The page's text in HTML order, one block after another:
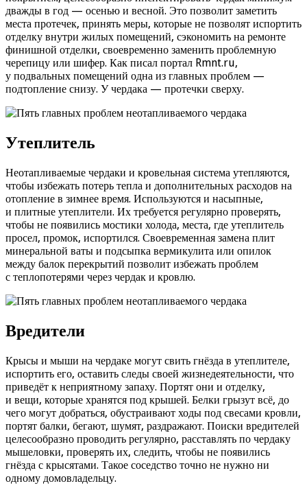
дважды в год — осенью и весной. Это позволит заметить
места протечек, принять меры, которые не позволят испортить
отделку внутри жилых помещений, сэкономить на ремонте
финишной отделки, своевременно заменить проблемную
черепицу или шифер. Как писал портал Rmnt.ru,
у подвальных помещений одна из главных проблем —
подтопление снизу. У чердака — протечки сверху.
Утеплитель
Неотапливаемые чердаки и кровельная система утепляются,
чтобы избежать потерь тепла и дополнительных расходов на
отопление в зимнее время. Используются и насыпные,
и плитные утеплители. Их требуется регулярно проверять,
чтобы не появились мостики холода, места, где утеплитель
просел, промок, испортился. Своевременная замена плит
минеральной ваты и подсыпка вермикулита или опилок
между балок перекрытий позволит избежать проблем
с теплопотерями через чердак и кровлю.
Вредители
Крысы и мыши на чердаке могут свить гнёзда в утеплителе,
испортить его, оставить следы своей жизнедеятельности, что
приведёт к неприятному запаху. Портят они и отделку,
и вещи, которые хранятся под крышей. Белки грызут всё, до
чего могут добраться, обустраивают ходы под свесами кровли,
портят балки, бегают, шумят, раздражают. Поиски вредителей
целесообразно проводить регулярно, расставлять по чердаку
мышеловки, проверять их, следить, чтобы не появились
гнёзда с крысятами. Такое соседство точно не нужно ни
одному домовладельцу.